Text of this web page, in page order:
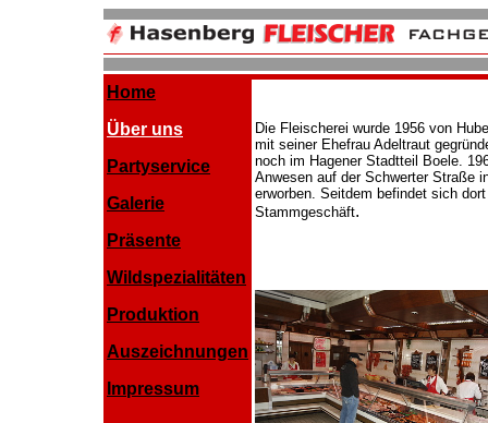
Home
Über uns
Partyservice
Galerie
Präsente
Wildspezialitäten
Produktion
Auszeichnungen
Impressum
Die Fleischerei wurde 1956 von
mit seiner Ehefrau Adeltraut
noch im Hagener Stadtteil Boele.
Anwesen auf der Schwerter Straße
erworben. Seitdem befindet sich
Stammgeschäft.